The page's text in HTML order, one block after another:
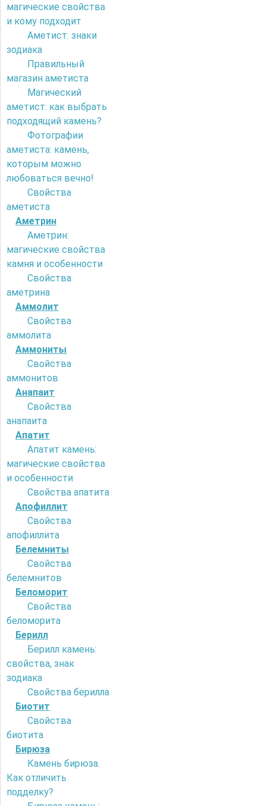
магические свойства
и кому подходит
Аметист: знаки
зодиака
Правильный
магазин аметиста
Магический
аметист: как выбрать
подходящий камень?
Фотографии
аметиста: камень,
которым можно
любоваться вечно!
Свойства
аметиста
Аметрин
Аметрин:
магические свойства
камня и особенности
Свойства
аметрина
Аммолит
Свойства
аммолита
Аммониты
Свойства
аммонитов
Анапаит
Свойства
анапаита
Апатит
Апатит камень:
магические свойства
и особенности
Свойства апатита
Апофиллит
Свойства
апофиллита
Белемниты
Свойства
белемнитов
Беломорит
Свойства
беломорита
Берилл
Берилл камень:
свойства, знак
зодиака
Свойства берилла
Биотит
Свойства
биотита
Бирюза
Камень бирюза.
Как отличить
подделку?